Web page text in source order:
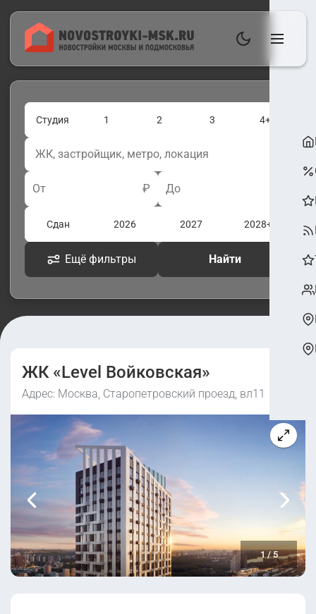
Студия 1 2 3 4+
От ₽ До
Сдан 2026 2027 2028+
Ещё фильтры Найти
ЖК «Level Войковская»
Адрес: Москва, Старопетровский проезд, вл11
1/5